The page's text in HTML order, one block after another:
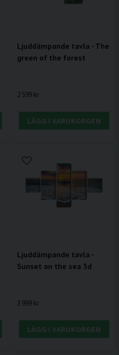
Ljuddämpande tavla - The
green of the forest
2 599 kr
LÄGG I VARUKORGEN
Ljuddämpande tavla -
Sunset on the sea 3d
3 999 kr
LÄGG I VARUKORGEN